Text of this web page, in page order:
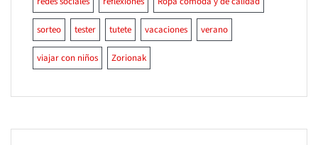
sorteo tester tutete vacaciones verano
viajar con niños Zorionak